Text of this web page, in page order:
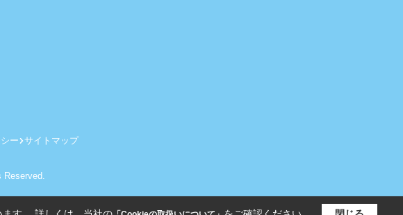
ー サイトマップ
Reserved.